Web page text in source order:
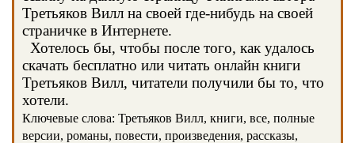
Третьяков Вилл на своей где-нибудь на своей
страничке в Интернете.
Хотелось бы, чтобы после того, как удалось
скачать бесплатно или читать онлайн книги
Третьяков Вилл, читатели получили бы то, что
хотели.
Ключевые слова: Третьяков Вилл, книги, все, полные
версии, романы, повести, произведения, рассказы,